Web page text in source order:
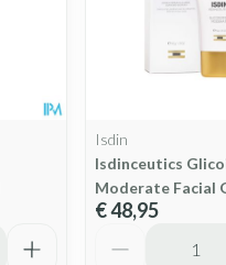
Isdin
Isdinceutics
Moderate Facial
€ 48,95